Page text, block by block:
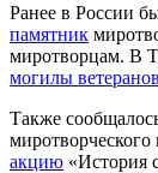
Ранее в России
памятник
миротворцам. В
могилы ветеранов
Также
акцию «История